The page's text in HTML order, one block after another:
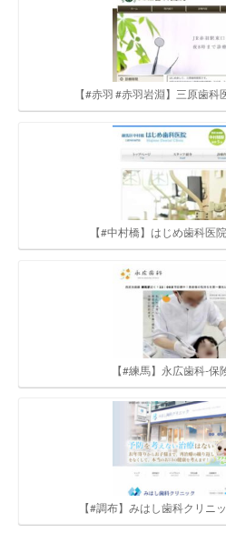
【#赤羽 #赤羽岩淵】三原歯
【#中村橋】はじめ歯科医
【#練馬】永広歯科-保
【#調布】みはし歯科クリニ